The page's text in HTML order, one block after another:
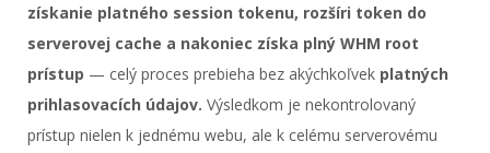
získanie platného session tokenu, rozšíri token do
serverovej cache a nakoniec získa plný WHM root
prístup — celý proces prebieha bez akýchkoľvek platných
prihlasovacích údajov. Výsledkom je nekontrolovaný
prístup nielen k jednému webu, ale k celému serverovému